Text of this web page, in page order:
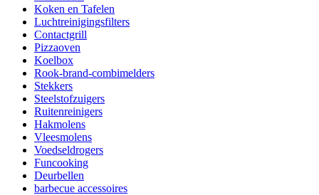
Koken en Tafelen
Luchtreinigingsfilters
Contactgrill
Pizzaoven
Koelbox
Rook-brand-combimelders
Stekkers
Steelstofzuigers
Ruitenreinigers
Hakmolens
Vleesmolens
Voedseldrogers
Funcooking
Deurbellen
barbecue accessoires